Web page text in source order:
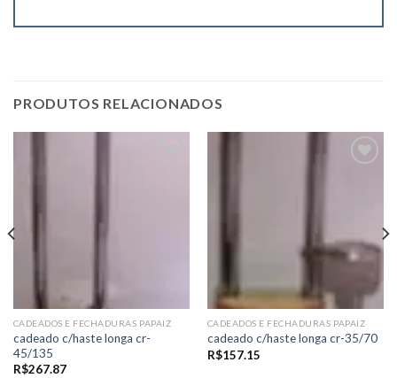
PRODUTOS RELACIONADOS
CADEADOS E FECHADURAS PAPAIZ
cadeado c/haste longa cr-
45/135
R$267.87
CADEADOS E FECHADURAS PAPAIZ
cadeado c/haste longa cr-35/70
R$157.15